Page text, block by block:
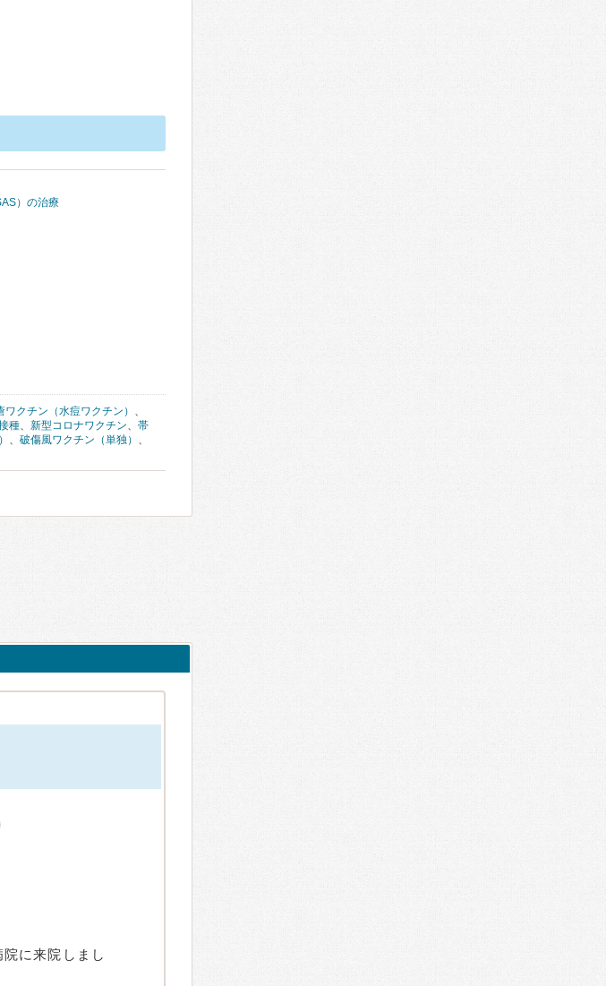
）の治療
ワクチン（水痘ワクチン） 、
種、 新型コロナワクチン、 帯
、 破傷風ワクチン（単独） 、
に来院しまし